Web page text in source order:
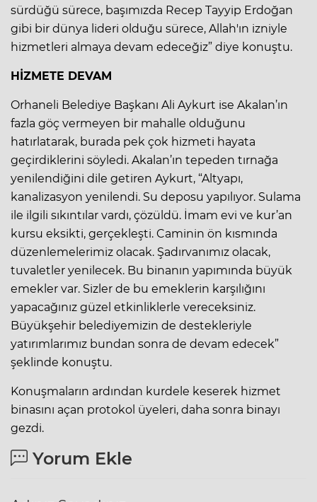
sürdüğü sürece, başımızda Recep Tayyip Erdoğan
gibi bir dünya lideri olduğu sürece, Allah'ın izniyle
hizmetleri almaya devam edeceğiz” diye konuştu.
HİZMETE DEVAM
Orhaneli Belediye Başkanı Ali Aykurt ise Akalan’ın
fazla göç vermeyen bir mahalle olduğunu
hatırlatarak, burada pek çok hizmeti hayata
geçirdiklerini söyledi. Akalan’ın tepeden tırnağa
yenilendiğini dile getiren Aykurt, “Altyapı,
kanalizasyon yenilendi. Su deposu yapılıyor. Sulama
ile ilgili sıkıntılar vardı, çözüldü. İmam evi ve kur’an
kursu eksikti, gerçekleşti. Caminin ön kısmında
düzenlemelerimiz olacak. Şadırvanımız olacak,
tuvaletler yenilecek. Bu binanın yapımında büyük
emekler var. Sizler de bu emeklerin karşılığını
yapacağınız güzel etkinliklerle vereceksiniz.
Büyükşehir belediyemizin de destekleriyle
yatırımlarımız bundan sonra de devam edecek”
şeklinde konuştu.
Konuşmaların ardından kurdele keserek hizmet
binasını açan protokol üyeleri, daha sonra binayı
gezdi.
Yorum Ekle